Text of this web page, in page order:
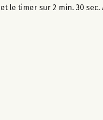
le timer sur 2 min. 30 sec.